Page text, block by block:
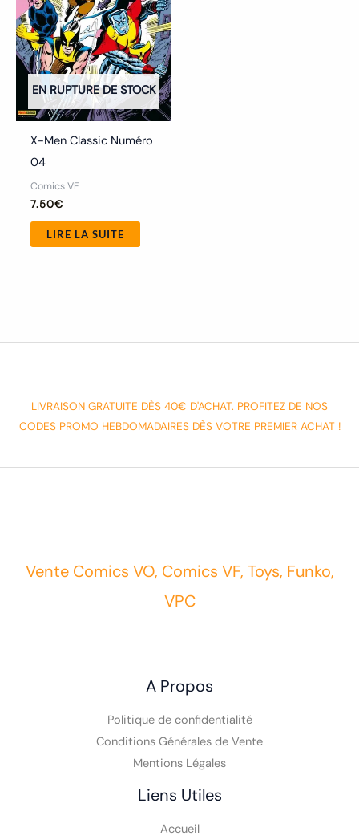
EN RUPTURE DE STOCK
X-Men Classic Numéro
04
Comics VF
7.50€
LIRE LA SUITE
LIVRAISON GRATUITE DÈS 40€ D'ACHAT. PROFITEZ DE NOS
CODES PROMO HEBDOMADAIRES DÈS VOTRE PREMIER ACHAT !
Vente Comics VO, Comics VF, Toys, Funko,
VPC
A Propos
Politique de confidentialité
Conditions Générales de Vente
Mentions Légales
Liens Utiles
Accueil